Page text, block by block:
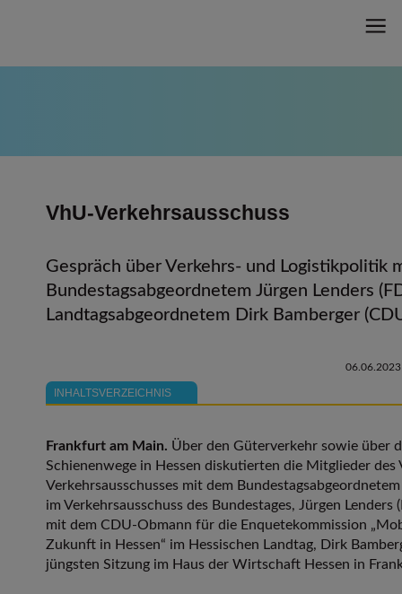
VhU-Verkehrsausschuss
Gespräch über Verkehrs- und Logistikpolitik
Bundestagsabgeordnetem Jürgen Lenders
Landtagsabgeordnetem Dirk Bamberger
INHALTSVERZEICHNIS
06.06.2023
Frankfurt am Main. Über den Güterverkehr sowie über
Schienenwege in Hessen diskutierten die Mitglieder des
Verkehrsausschusses mit dem
im Verkehrsausschuss des Bundestages, Jürgen Lenders
mit dem CDU-Obmann für die Enquetekommission
Zukunft in Hessen“ im Hessischen Landtag, Dirk
jüngsten Sitzung im Haus der Wirtschaft Hessen in